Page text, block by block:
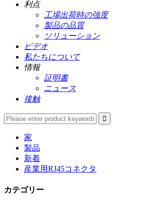
利点
工場出荷時の強度
製品の品質
ソリューション
ビデオ
私たちについて
情報
証明書
ニュース
接触
家
製品
新着
産業用RJ45コネクタ
カテゴリー